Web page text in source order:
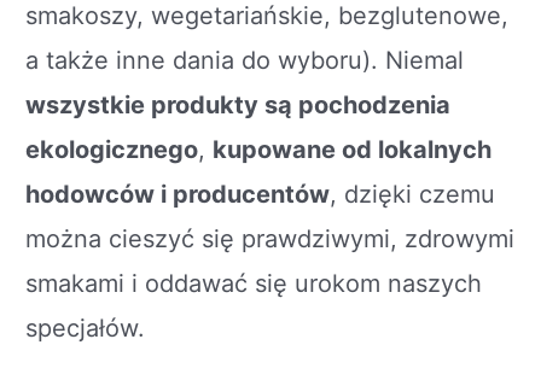
smakoszy, wegetariańskie, bezglutenowe,
a także inne dania do wyboru). Niemal
wszystkie produkty są pochodzenia
ekologicznego, kupowane od lokalnych
hodowców i producentów, dzięki czemu
można cieszyć się prawdziwymi, zdrowymi
smakami i oddawać się urokom naszych
specjałów.